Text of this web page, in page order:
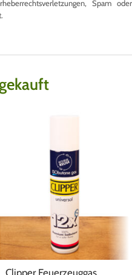
Spam oder
Clipper Feuerzeuggas